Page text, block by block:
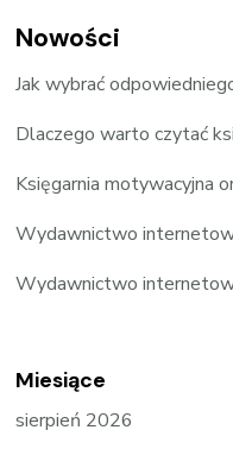
Nowości
Jak wybrać
Dlaczego warto czytać
Księgarnia motywacyjna
Wydawnictwo
Wydawnictwo
Miesiące
sierpień 2026